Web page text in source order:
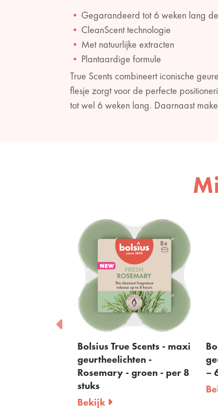
Gegarandeerd tot 6 weken lang
CleanScent technologie
Met natuurlijke extracten
Plantaardige formule
True Scents combineert iconische
flesje zorgt voor de perfecte
tot wel 6 weken lang. Daarnaast
Bolsius True Scents - maxi
geurtheelichten -
Rosemary - groen - per 8
stuks
Bekijk
–